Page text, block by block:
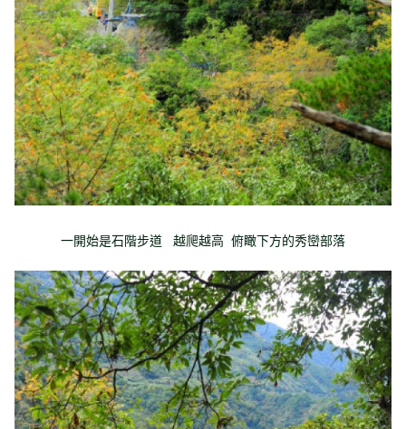
一開始是石階步道 越爬越高 俯瞰下方的秀巒部落